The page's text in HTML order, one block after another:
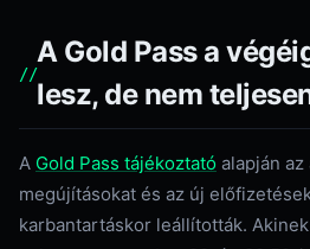
A Gold Pass a
lesz, de nem
A Gold Pass tájékoztató alapján
megújításokat és az új
karbantartáskor leállították.